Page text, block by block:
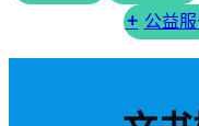
公益